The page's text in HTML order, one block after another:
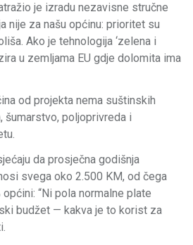
je izradu nezavisne stručne
nije za našu općinu: prioritet su
Ako je tehnologija ‘zelena i
u zemljama EU gdje dolomita ima
od projekta nema suštinskih
šumarstvo, poljoprivreda i
da prosječna godišnja
svega oko 2.500 KM, od čega
“Ni pola normalne plate
budžet — kakva je to korist za